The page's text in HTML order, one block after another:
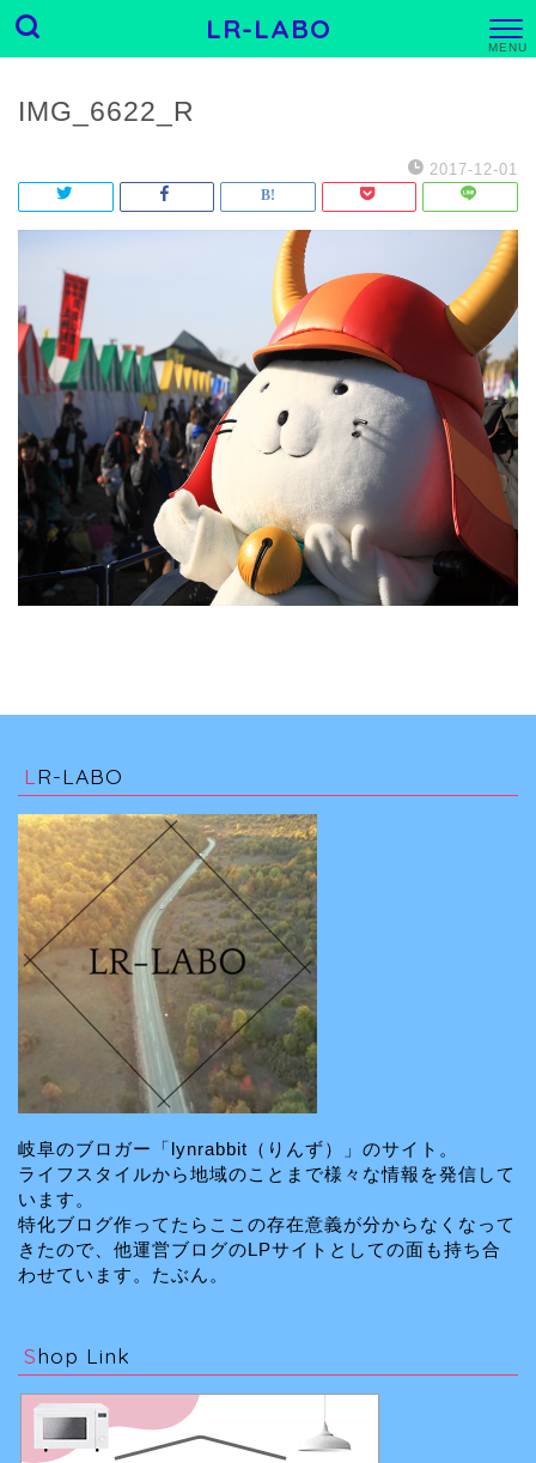
LR-LABO
E
IMG_6622_R
2017-12-01
LR-LABO
岐阜のブロガー「lynrabbit（りんず）」のサイト。
ライフスタイルから地域のことまで様々な情報を発信して
います。
特化ブログ作ってたらここの存在意義が分からなくなって
きたので、他運営ブログのLPサイトとしての面も持ち合
わせています。たぶん。
Shop Link